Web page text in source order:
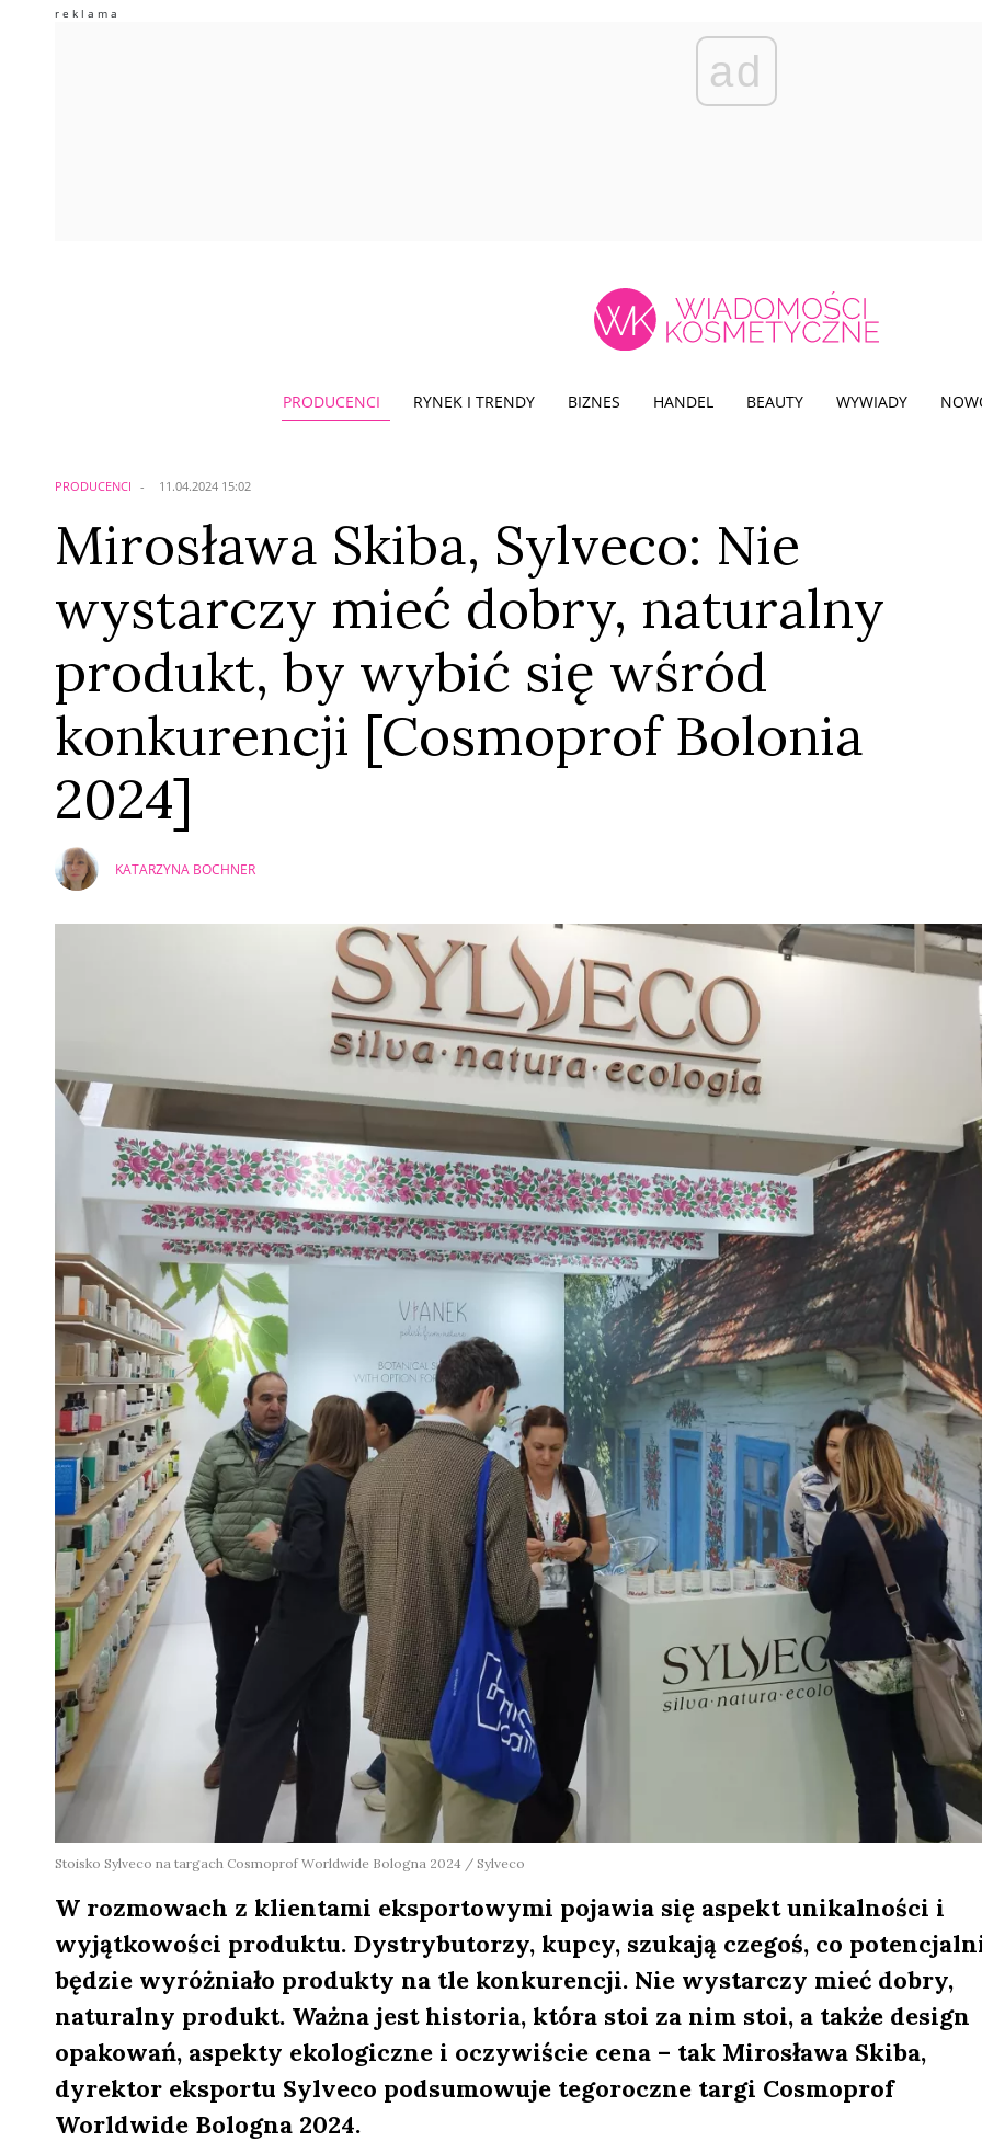
ad
PRODUCENCI RYNEK I TRENDY BIZNES HANDEL BEAUTY WYWIADY
PRODUCENCI 11.04.2024 15:02
Mirosława Skiba, Sylveco: Nie
wystarczy mieć dobry, naturalny
produkt, by wybić się wśród
konkurencji [Cosmoprof Bolonia
2024]
KATARZYNA BOCHNER
Stoisko Sylveco na targach Cosmoprof Worldwide Bologna 2024 / Sylveco
W rozmowach z klientami eksportowymi pojawia się aspekt unikalności i
wyjątkowości produktu. Dystrybutorzy, kupcy, szukają czegoś, co
będzie wyróżniało produkty na tle konkurencji. Nie wystarczy mieć dobry,
naturalny produkt. Ważna jest historia, która stoi za nim stoi, a także design
opakowań, aspekty ekologiczne i oczywiście cena – tak Mirosława Skiba,
dyrektor eksportu Sylveco podsumowuje tegoroczne targi Cosmoprof
Worldwide Bologna 2024.